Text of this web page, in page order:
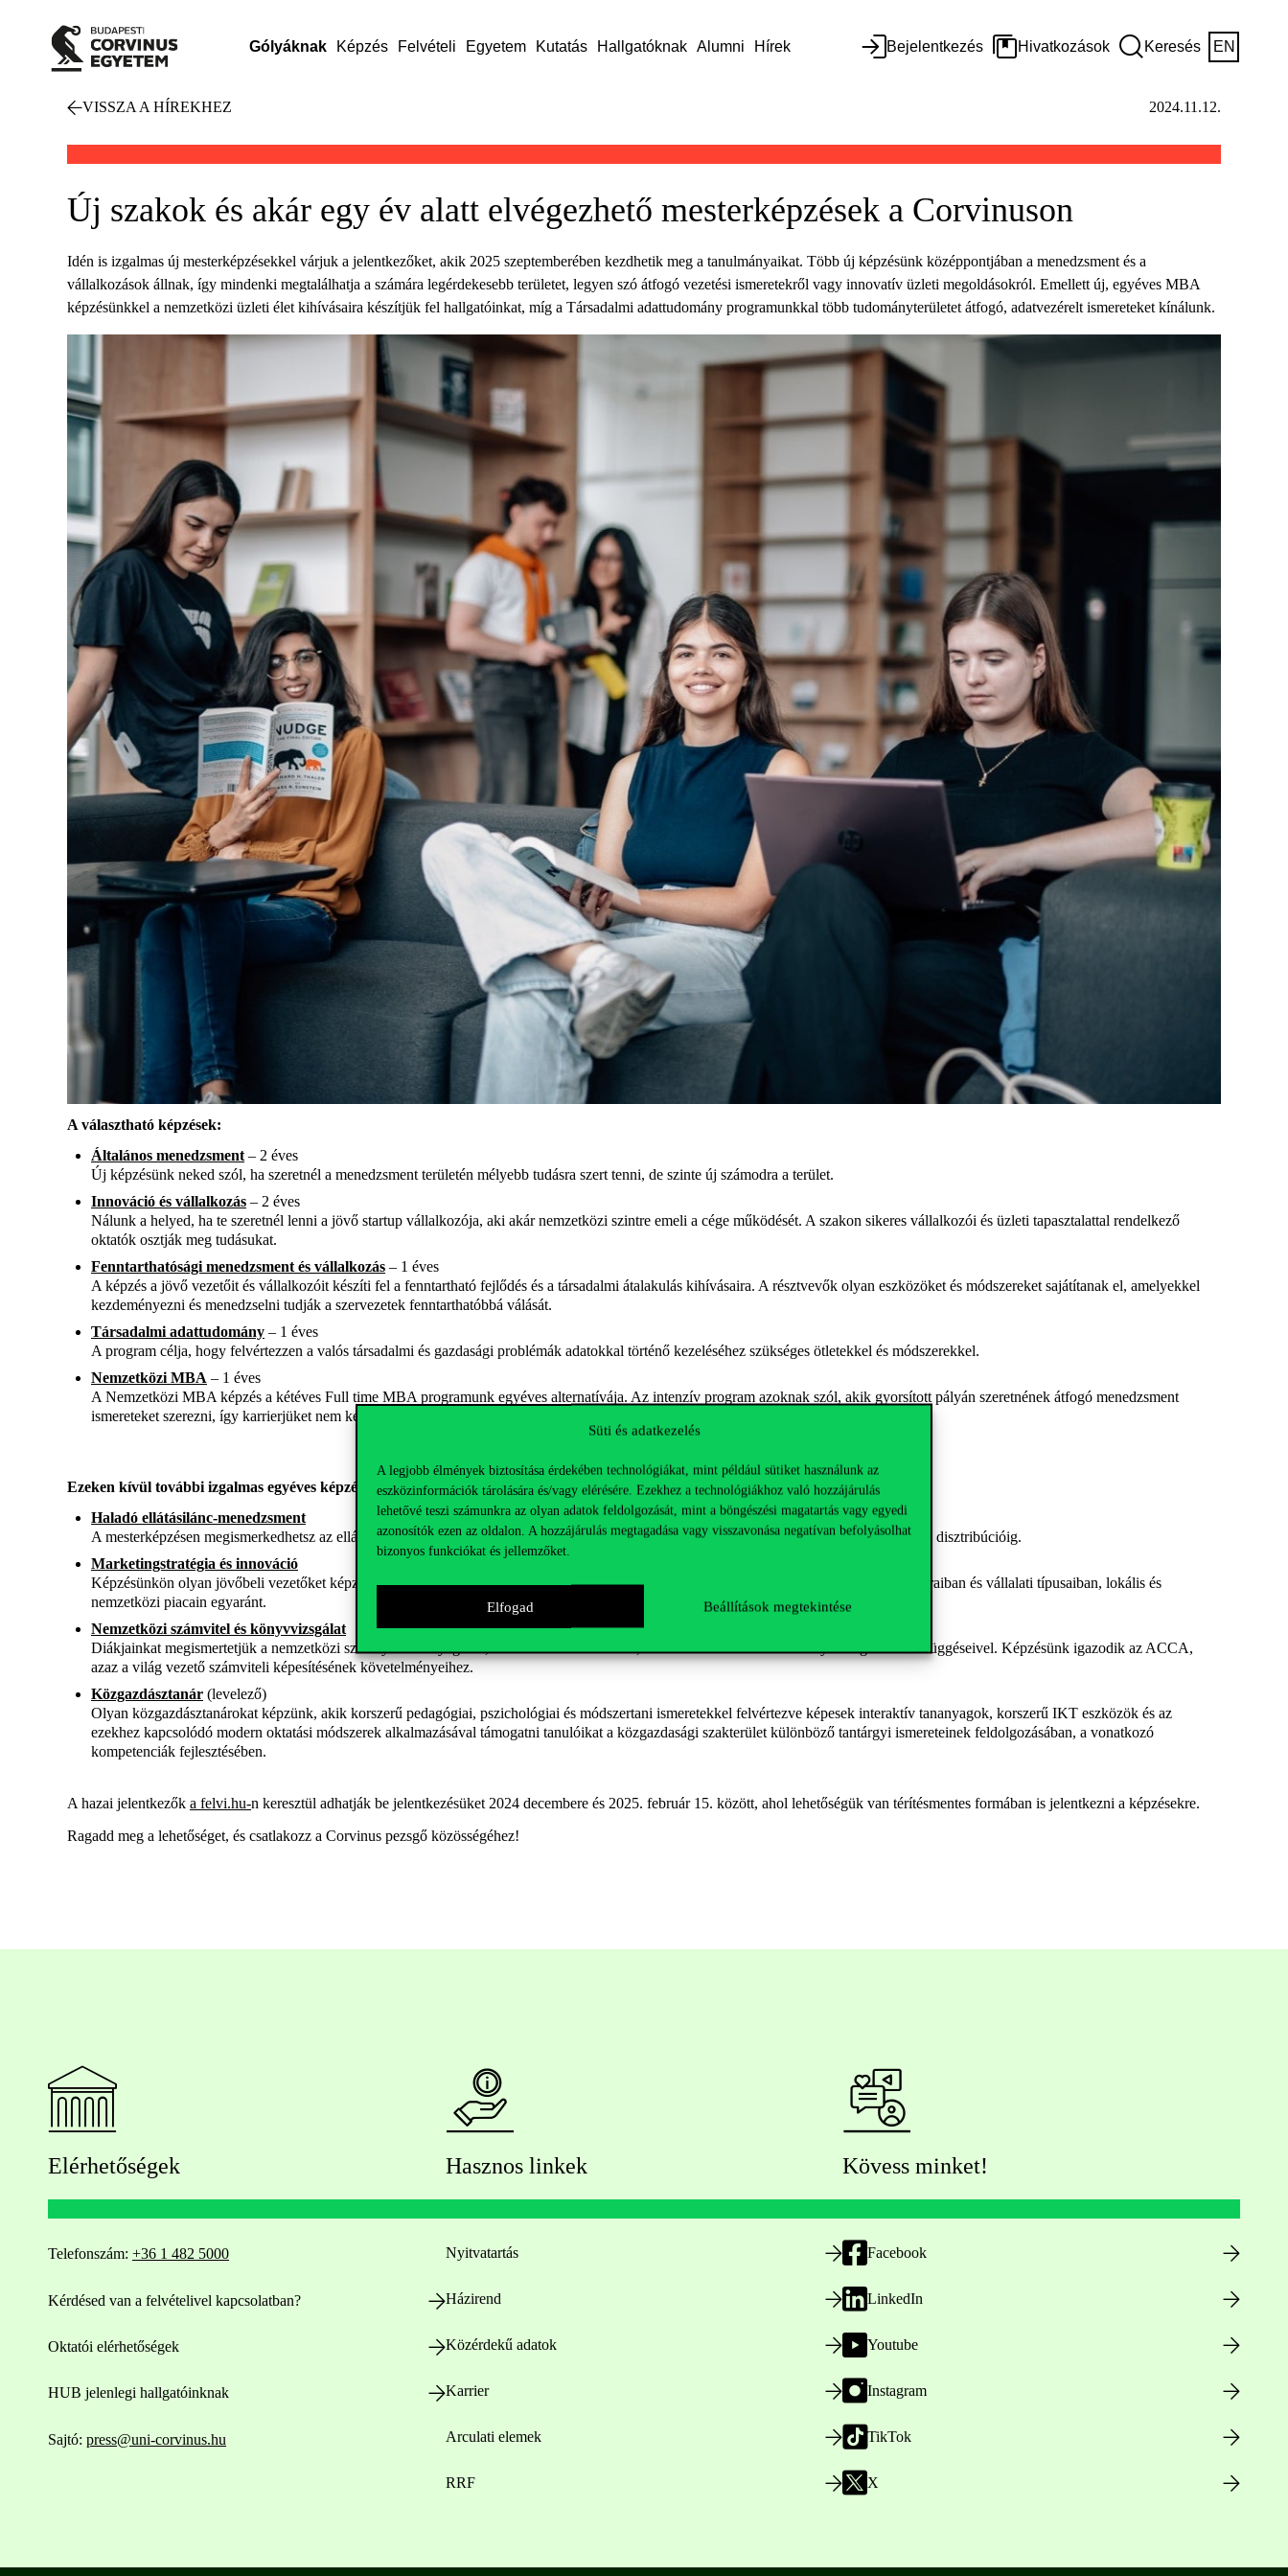
Süti és adatkezelés
A legjobb élmények biztosítása érdekében technológiákat, mint például sütiket használunk az
eszközinformációk tárolására és/vagy elérésére. Ezekhez a technológiákhoz való hozzájárulás
lehetővé teszi számunkra az olyan adatok feldolgozását, mint a böngészési magatartás vagy egyedi
azonosítók ezen az oldalon. A hozzájárulás megtagadása vagy visszavonása negatívan befolyásolhat
bizonyos funkciókat és jellemzőket.
Elfogad Beállítások megtekintése
Gólyáknak Képzés Felvételi Egyetem Kutatás Hallgatóknak Alumni Hírek Bejelentkezés Hivatkozások Keresés EN
VISSZA A HÍREKHEZ 2024.11.12.
Új szakok és akár egy év alatt elvégezhető mesterképzések a Corvinuson
Idén is izgalmas új mesterképzésekkel várjuk a jelentkezőket, akik 2025 szeptemberében kezdhetik meg a tanulmányaikat. Több új képzésünk középpontjában a menedzsment és a
vállalkozások állnak, így mindenki megtalálhatja a számára legérdekesebb területet, legyen szó átfogó vezetési ismeretekről vagy innovatív üzleti megoldásokról. Emellett új, egyéves MBA
képzésünkkel a nemzetközi üzleti élet kihívásaira készítjük fel hallgatóinkat, míg a Társadalmi adattudomány programunkkal több tudományterületet átfogó, adatvezérelt ismereteket kínálunk.
A választható képzések:
Általános menedzsment – 2 éves
Új képzésünk neked szól, ha szeretnél a menedzsment területén mélyebb tudásra szert tenni, de szinte új számodra a terület.
Innováció és vállalkozás – 2 éves
Nálunk a helyed, ha te szeretnél lenni a jövő startup vállalkozója, aki akár nemzetközi szintre emeli a cége működését. A szakon sikeres vállalkozói és üzleti tapasztalattal rendelkező
oktatók osztják meg tudásukat.
Fenntarthatósági menedzsment és vállalkozás – 1 éves
A képzés a jövő vezetőit és vállalkozóit készíti fel a fenntartható fejlődés és a társadalmi átalakulás kihívásaira. A résztvevők olyan eszközöket és módszereket sajátítanak el, amelyekkel
kezdeményezni és menedzselni tudják a szervezetek fenntarthatóbbá válását.
Társadalmi adattudomány – 1 éves
A program célja, hogy felvértezzen a valós társadalmi és gazdasági problémák adatokkal történő kezeléséhez szükséges ötletekkel és módszerekkel.
Nemzetközi MBA – 1 éves
A Nemzetközi MBA képzés a kétéves Full time MBA programunk egyéves alternatívája. Az intenzív program azoknak szól, akik gyorsított pályán szeretnének átfogó menedzsment
ismereteket szerezni, így karrierjüket nem két, hanem csak egy évre szakítják meg.
Ezeken kívül további izgalmas egyéves képzések közül is választhatsz:
Haladó ellátásilánc-menedzsment
A mesterképzésen megismerkedhetsz az ellátásilánc-menedzsment stratégiai, taktikai és tervezési döntéseivel, a beszerzéstől a gyártáson át a disztribúcióig.
Marketingstratégia és innováció
Képzésünkön olyan jövőbeli vezetőket képzünk, akik képesek komplex marketingstratégiai döntéseket hozni az üzleti élet különféle szektoraiban és vállalati típusaiban, lokális és
nemzetközi piacain egyaránt.
Nemzetközi számvitel és könyvvizsgálat
Diákjainkat megismertetjük a nemzetközi szabályozás lényegével, tartalmával és elemeivel, valamint a számvitel és a könyvvizsgálat összefüggéseivel. Képzésünk igazodik az ACCA,
azaz a világ vezető számviteli képesítésének követelményeihez.
Közgazdásztanár (levelező)
Olyan közgazdásztanárokat képzünk, akik korszerű pedagógiai, pszichológiai és módszertani ismeretekkel felvértezve képesek interaktív tananyagok, korszerű IKT eszközök és az
ezekhez kapcsolódó modern oktatási módszerek alkalmazásával támogatni tanulóikat a közgazdasági szakterület különböző tantárgyi ismereteinek feldolgozásában, a vonatkozó
kompetenciák fejlesztésében.
A hazai jelentkezők a felvi.hu-n keresztül adhatják be jelentkezésüket 2024 decembere és 2025. február 15. között, ahol lehetőségük van térítésmentes formában is jelentkezni a képzésekre.
Ragadd meg a lehetőséget, és csatlakozz a Corvinus pezsgő közösségéhez!
Elérhetőségek
Telefonszám: +36 1 482 5000
Kérdésed van a felvételivel kapcsolatban?
Oktatói elérhetőségek
HUB jelenlegi hallgatóinknak
Sajtó: press@uni-corvinus.hu
Hasznos linkek
Nyitvatartás
Házirend
Közérdekű adatok
Karrier
Arculati elemek
RRF
Kövess minket!
Facebook
LinkedIn
Youtube
Instagram
TikTok
X